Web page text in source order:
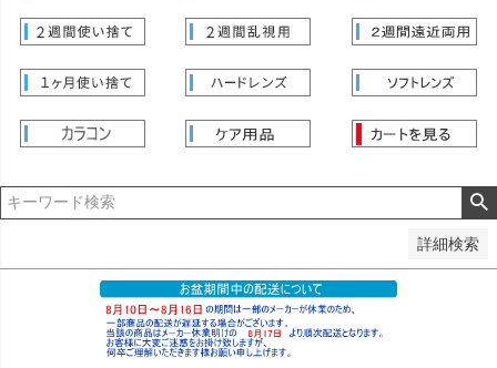
詳細検索
登録順
価格が高い順
レビュー順
キーワードヒット順